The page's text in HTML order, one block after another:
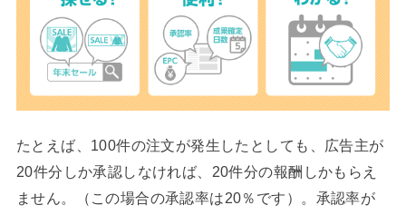
たとえば、100件の注文が発生したとしても、広告主が
20件分しか承認しなければ、20件分の報酬しかもらえ
ません。（この場合の承認率は20％です）。承認率が